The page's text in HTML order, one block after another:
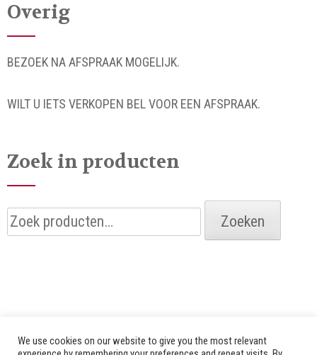
Overig
BEZOEK NA AFSPRAAK MOGELIJK.
WILT U IETS VERKOPEN BEL VOOR EEN AFSPRAAK.
Zoek in producten
Zoeken
naar:
Zoeken
We use cookies on our website to give you the most relevant